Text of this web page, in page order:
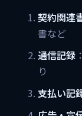
契約関連
書など
通信記録
り
支払い記